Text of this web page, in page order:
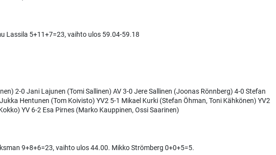
Lassila 5+11+7=23, vaihto ulos 59.04-59.18
2-0 Jani Lajunen (Tomi Sallinen) AV 3-0 Jere Sallinen (Joonas Rönnberg) 4-0 Stefan
Hentunen (Tom Koivisto) YV2 5-1 Mikael Kurki (Stefan Öhman, Toni Kähkönen) YV2
YV 6-2 Esa Pirnes (Marko Kauppinen, Ossi Saarinen)
9+8+6=23, vaihto ulos 44.00. Mikko Strömberg 0+0+5=5.